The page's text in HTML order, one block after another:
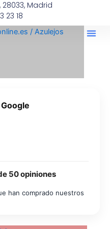
28033, Madrid
23 18
50 opiniones
han comprado nuestros